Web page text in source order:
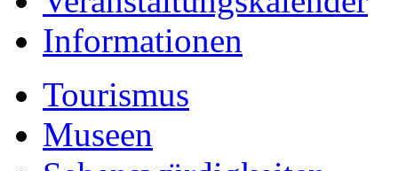
Informationen
Tourismus
Museen